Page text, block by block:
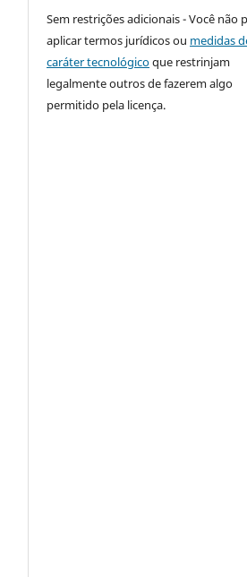
Sem restrições adicionais - Você não
aplicar termos jurídicos ou medidas
caráter tecnológicoque restrinjam
legalmente outros de fazerem algo
permitido pela licença.